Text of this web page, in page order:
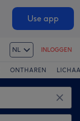
Use app
NL INLOGGEN
ONTHAREN